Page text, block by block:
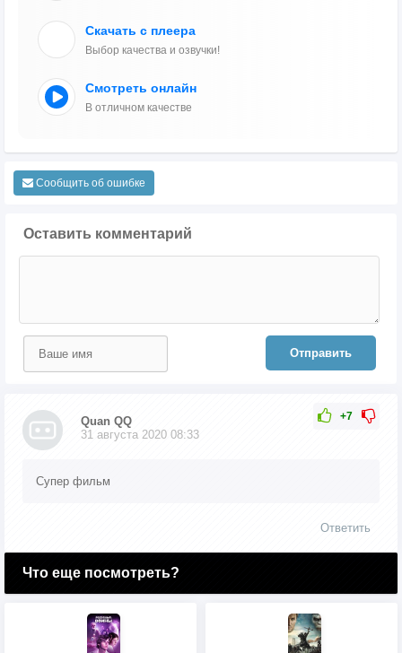
Скачать с плеера
Выбор качества и озвучки!
Смотреть онлайн
В отличном качестве
Сообщить об ошибке
Оставить комментарий
Отправить
+7
Quan QQ
31 августа 2020 08:33
Супер фильм
Ответить
Что еще посмотреть?